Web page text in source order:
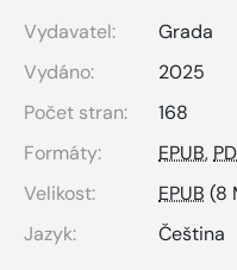
Vydavatel:
Grada
Vydáno:
2025
Počet stran:
168
Formáty:
EPUB,
Velikost:
EPUB (8
Jazyk:
Čeština